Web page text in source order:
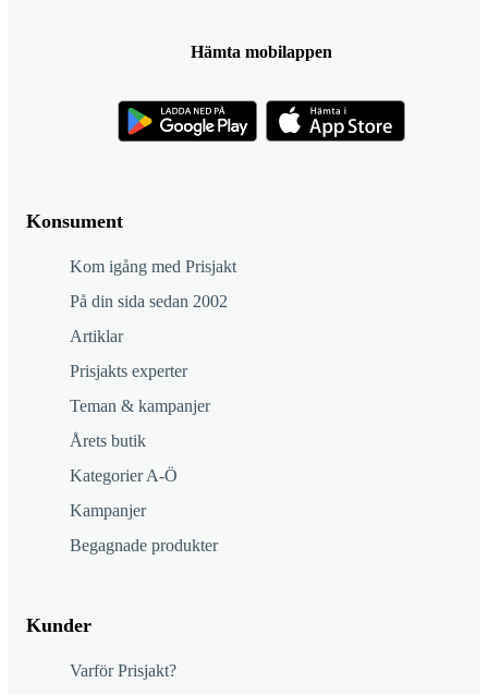
Konsument
Kom igång med Prisjakt
På din sida sedan 2002
Artiklar
Prisjakts experter
Teman & kampanjer
Årets butik
Kategorier A-Ö
Kampanjer
Begagnade produkter
Kunder
Varför Prisjakt?
Hämta mobilappen